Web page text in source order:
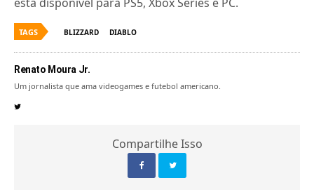
TAGS BLIZZARD DIABLO
Renato Moura Jr.
Um jornalista que ama videogames e futebol americano.
Compartilhe Isso